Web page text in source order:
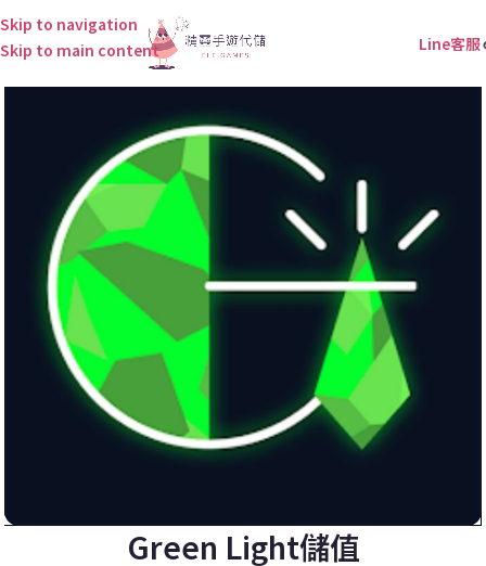
Skip to navigation
Skip to main content
Line客服
Green Light儲值